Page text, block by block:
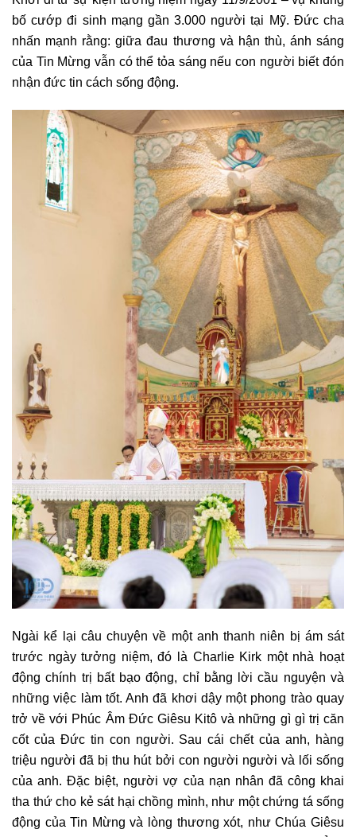
bố cướp đi sinh mạng gần 3.000 người tại Mỹ. Đức cha
nhấn mạnh rằng: giữa đau thương và hận thù, ánh sáng
của Tin Mừng vẫn có thể tỏa sáng nếu con người biết đón
nhận đức tin cách sống động.
Ngài kể lại câu chuyện về một anh thanh niên bị ám sát
trước ngày tưởng niệm, đó là Charlie Kirk một nhà hoạt
động chính trị bất bạo động, chỉ bằng lời cầu nguyện và
những việc làm tốt. Anh đã khơi dậy một phong trào quay
trở về với Phúc Âm Đức Giêsu Kitô và những gì gì trị căn
cốt của Đức tin con người. Sau cái chết của anh, hàng
triệu người đã bị thu hút bởi con người người và lối sống
của anh. Đặc biệt, người vợ của nạn nhân đã công khai
tha thứ cho kẻ sát hại chồng mình, như một chứng tá sống
động của Tin Mừng và lòng thương xót, như Chúa Giêsu